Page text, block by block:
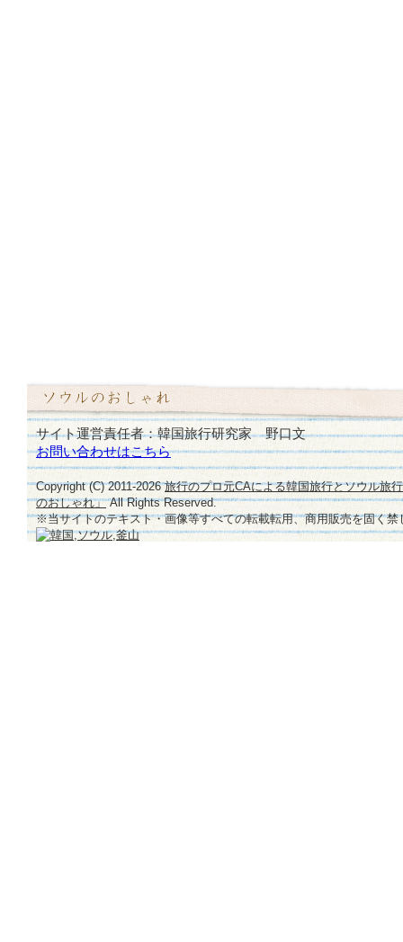
サイト運営責任者：韓国旅行研究家 野口文
お問い合わせはこちら
Copyright (C) 2011-2026旅行のプロ元CAによる韓国旅行とソウル旅
のおしゃれ」All Rights Reserved.
※当サイトのテキスト・画像等すべての転載転用、商用販売を固く禁